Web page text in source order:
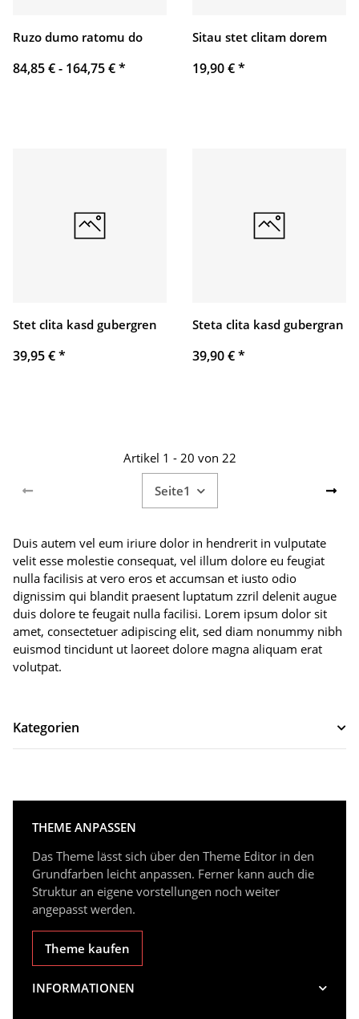
Ruzo dumo ratomu do
84,85 € - 164,75 €*
Sitau stet clitam dorem
19,90 €*
Stet clita kasd gubergren
39,95 €*
Steta clita kasd gubergran
39,90 €*
Artikel 1 - 20 von 22
Seite1
Duis autem vel eum iriure dolor in hendrerit in vulputate
velit esse molestie consequat, vel illum dolore eu feugiat
nulla facilisis at vero eros et accumsan et iusto odio
dignissim qui blandit praesent luptatum zzril delenit augue
duis dolore te feugait nulla facilisi. Lorem ipsum dolor sit
amet, consectetuer adipiscing elit, sed diam nonummy nibh
euismod tincidunt ut laoreet dolore magna aliquam erat
volutpat.
Kategorien
THEME ANPASSEN
Das Theme lässt sich über den Theme Editor in den
Grundfarben leicht anpassen. Ferner kann auch die
Struktur an eigene vorstellungen noch weiter
angepasst werden.
Theme kaufen
INFORMATIONEN